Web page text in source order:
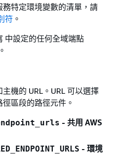
特定環境變數的清單，請
符。
中設定的任何全域端點
。
機的 URL。URL 可以選擇
區段的路徑元件。
- 共用 AWS
- 環境